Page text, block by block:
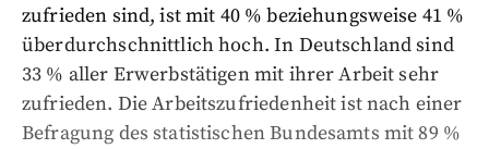
zufrieden sind, ist mit 40 % beziehungsweise 41 %
überdurchschnittlich hoch. In Deutschland sind
33 % aller Erwerbstätigen mit ihrer Arbeit sehr
zufrieden. Die Arbeitszufriedenheit ist nach einer
Befragung des statistischen Bundesamts mit 89 %